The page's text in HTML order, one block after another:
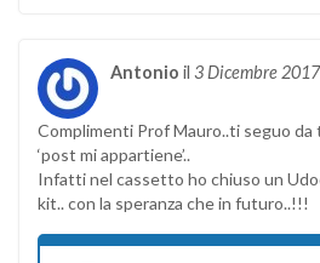
Antonio il 3 Dicembre 2017
Complimenti Prof Mauro..ti seguo
‘post mi appartiene’..
Infatti nel cassetto ho chiuso un
kit.. con la speranza che in futuro..!!!